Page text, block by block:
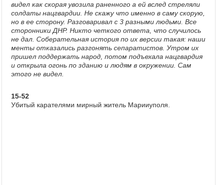
видел как скорая увозила раненного а ей вслед стреляли
солдаты нацгвардии. Не скажу что именно в саму скорую,
но в ее сторону. Разговаривал с 3 разными людьми. Все
сторонники ДНР. Никто четкого ответа, что случилось
не дал. Соберательная история по их версии такая: наши
менты отказались разгонять сепаратистов. Утром их
пришел поддержать народ, потом подъехала нацгвардия
и открыла огонь по зданию и людям в окружении. Сам
этого не видел.
15-52
Убитый карателями мирный житель Марииуполя.